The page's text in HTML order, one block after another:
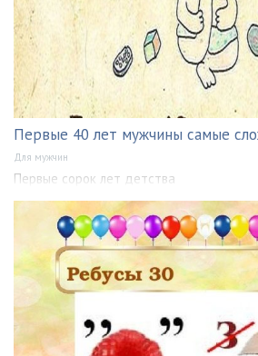
Первые 40 лет мужчины самые
Для мужчин
Первые сорок лет детства